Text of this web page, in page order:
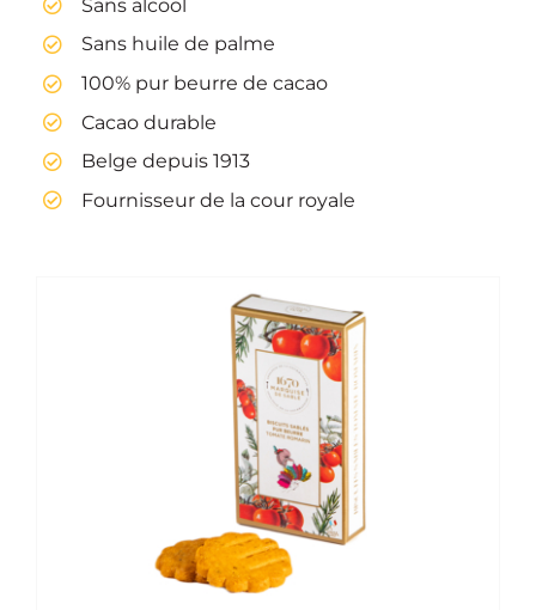
Sans alcool
Sans huile de palme
100% pur beurre de cacao
Cacao durable
Belge depuis 1913
Fournisseur de la cour royale